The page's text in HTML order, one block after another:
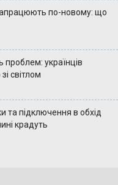
по-новому: що
українців
світлом
та підключення в обхід
крадуть